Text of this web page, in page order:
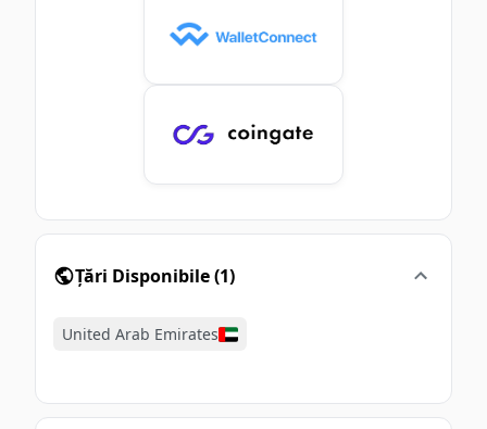
Țări Disponibile(1)
United Arab Emirates